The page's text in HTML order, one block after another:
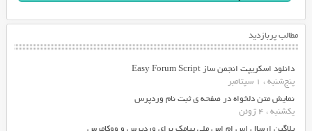
مطالب پربازدید
دانلود اسکریپت انجمن ساز Easy Forum Script
پنج‌شنبه ، 1 سپتامبر
نمایش متن دلخواه در صفحه ی ثبت نام وردپرس
یکشنبه ، 4 ژوئن
پلاگین ارسال اس ام اس ملی پیامک برای وردپرس و ووکامرس